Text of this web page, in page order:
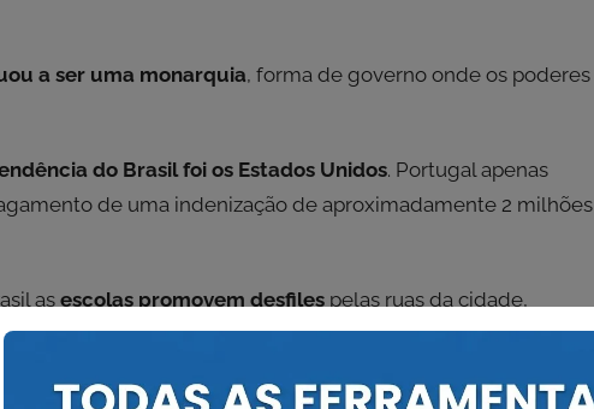
a ser uma monarquia, forma de governo onde os poderes
do Brasil foi os Estados Unidos. Portugal apenas
de uma indenização de aproximadamente 2 milhões
as escolas promovem desfiles pelas ruas da cidade,
e do Brasil.
e aeronáutica – também fazem apresentações